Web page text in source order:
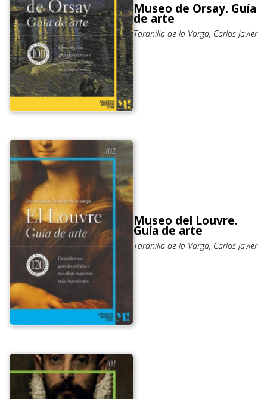
Museo de Orsay. Guía
de arte
Taranilla de la Varga, Carlos Javier
Museo del Louvre.
Guía de arte
Taranilla de la Varga, Carlos Javier